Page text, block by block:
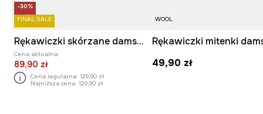
-30%
FINAL SALE
Rękawiczki skórzane damskie z aplikacją kolor czarny
Cena aktualna:
89,90 zł
Cena regularna: 129,90 zł
Najniższa cena: 129,90 zł
WOOL
49,90 zł